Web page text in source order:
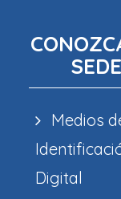
SEDE
Medios
Digital